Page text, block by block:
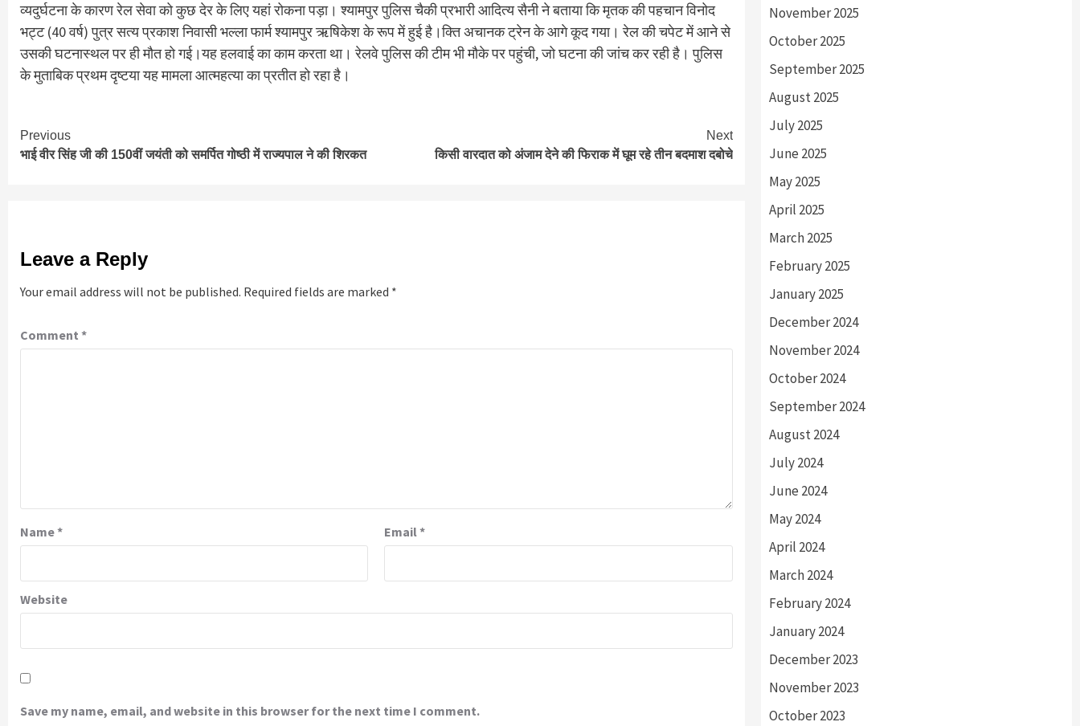
व्यदुर्घटना के कारण रेल सेवा को कुछ देर के लिए यहां रोकना पड़ा। श्यामपुर पुलिस चैकी प्रभारी आदित्य सैनी ने बताया कि मृतक की पहचान विनोद
भट्ट (40 वर्ष) पुत्र सत्य प्रकाश निवासी भल्ला फार्म श्यामपुर ऋषिकेश के रूप में हुई है।क्ति अचानक ट्रेन के आगे कूद गया। रेल की चपेट में आने से
उसकी घटनास्थल पर ही मौत हो गई।यह हलवाई का काम करता था। रेलवे पुलिस की टीम भी मौके पर पहुंची, जो घटना की जांच कर रही है। पुलिस
के मुताबिक प्रथम दृष्टया यह मामला आत्महत्या का प्रतीत हो रहा है।
Continue
Reading
Previous
भाई वीर सिंह जी की 150वीं जयंती को समर्पित गोष्ठी में राज्यपाल ने की शिरकत
Next
किसी वारदात को अंजाम देने की फिराक में घूम रहे तीन बदमाश दबोचे
Leave a Reply
Your email address will not be published. Required fields are marked *
Comment *
Name* Email*
Website
Save my name, email, and website in this browser for the next time I comment.
November 2025
October 2025
September 2025
August 2025
July 2025
June 2025
May 2025
April 2025
March 2025
February 2025
January 2025
December 2024
November 2024
October 2024
September 2024
August 2024
July 2024
June 2024
May 2024
April 2024
March 2024
February 2024
January 2024
December 2023
November 2023
October 2023